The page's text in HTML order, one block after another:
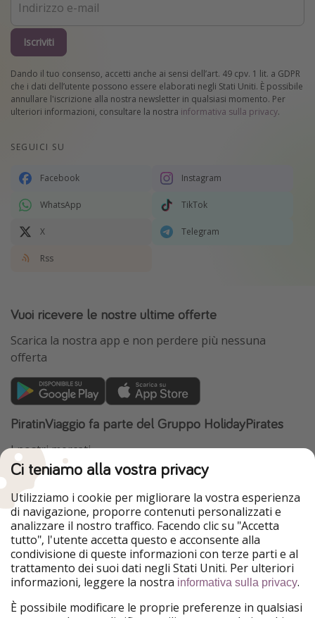
Iscriviti
Dando il tuo consenso, accetti anche ai sensi dell’art. 49 cpv. 1 lit. a GDPR
che i dati dell’utente possono essere elaborati negli Stati Uniti. È possibile
annullare l'iscrizione alla nostra newsletter in qualsiasi momento. Per
ulteriori informazioni, consultare la nostra informativa sulla privacy.
SEGUICI SU
Facebook Instagram
WhatsApp TikTok
X Telegram
Rss
Vuoi ricevere le nostre ultime offerte
Scarica la nostra app e non perdere più nessuna
offerta
PiratinViaggio fa parte del Gruppo HolidayPirates
I nostri mercati
HolidayPirates
VakantiePiraten
WakacyjniPiraci
Ferienpiraten
Urlaubspiraten
Urlaubspiraten
ViajerosPiratas
TravelPirates
Il nostro gruppo
HolidayPirates Group
Conoscici meglio Informazioni legali
Ci teniamo alla vostra privacy
Utilizziamo i cookie per migliorare la vostra esperienza
di navigazione, proporre contenuti personalizzati e
analizzare il nostro traffico. Facendo clic su "Accetta
tutto", l'utente accetta questo e acconsente alla
condivisione di queste informazioni con terze parti e al
trattamento dei suoi dati negli Stati Uniti. Per ulteriori
informazioni, leggere la nostra informativa sulla privacy.
È possibile modificare le proprie preferenze in qualsiasi